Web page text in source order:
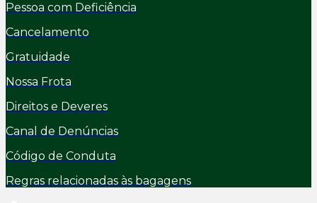
Pessoa com Deficiência
Cancelamento
Gratuidade
Nossa Frota
Direitos e Deveres
Canal de Denúncias
Código de Conduta
Regras relacionadas às bagagens